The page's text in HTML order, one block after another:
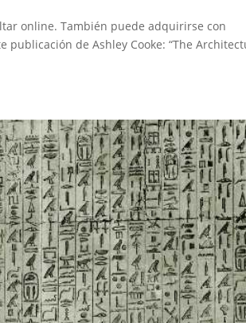
online. También puede adquirirse con
de Ashley Cooke: “The